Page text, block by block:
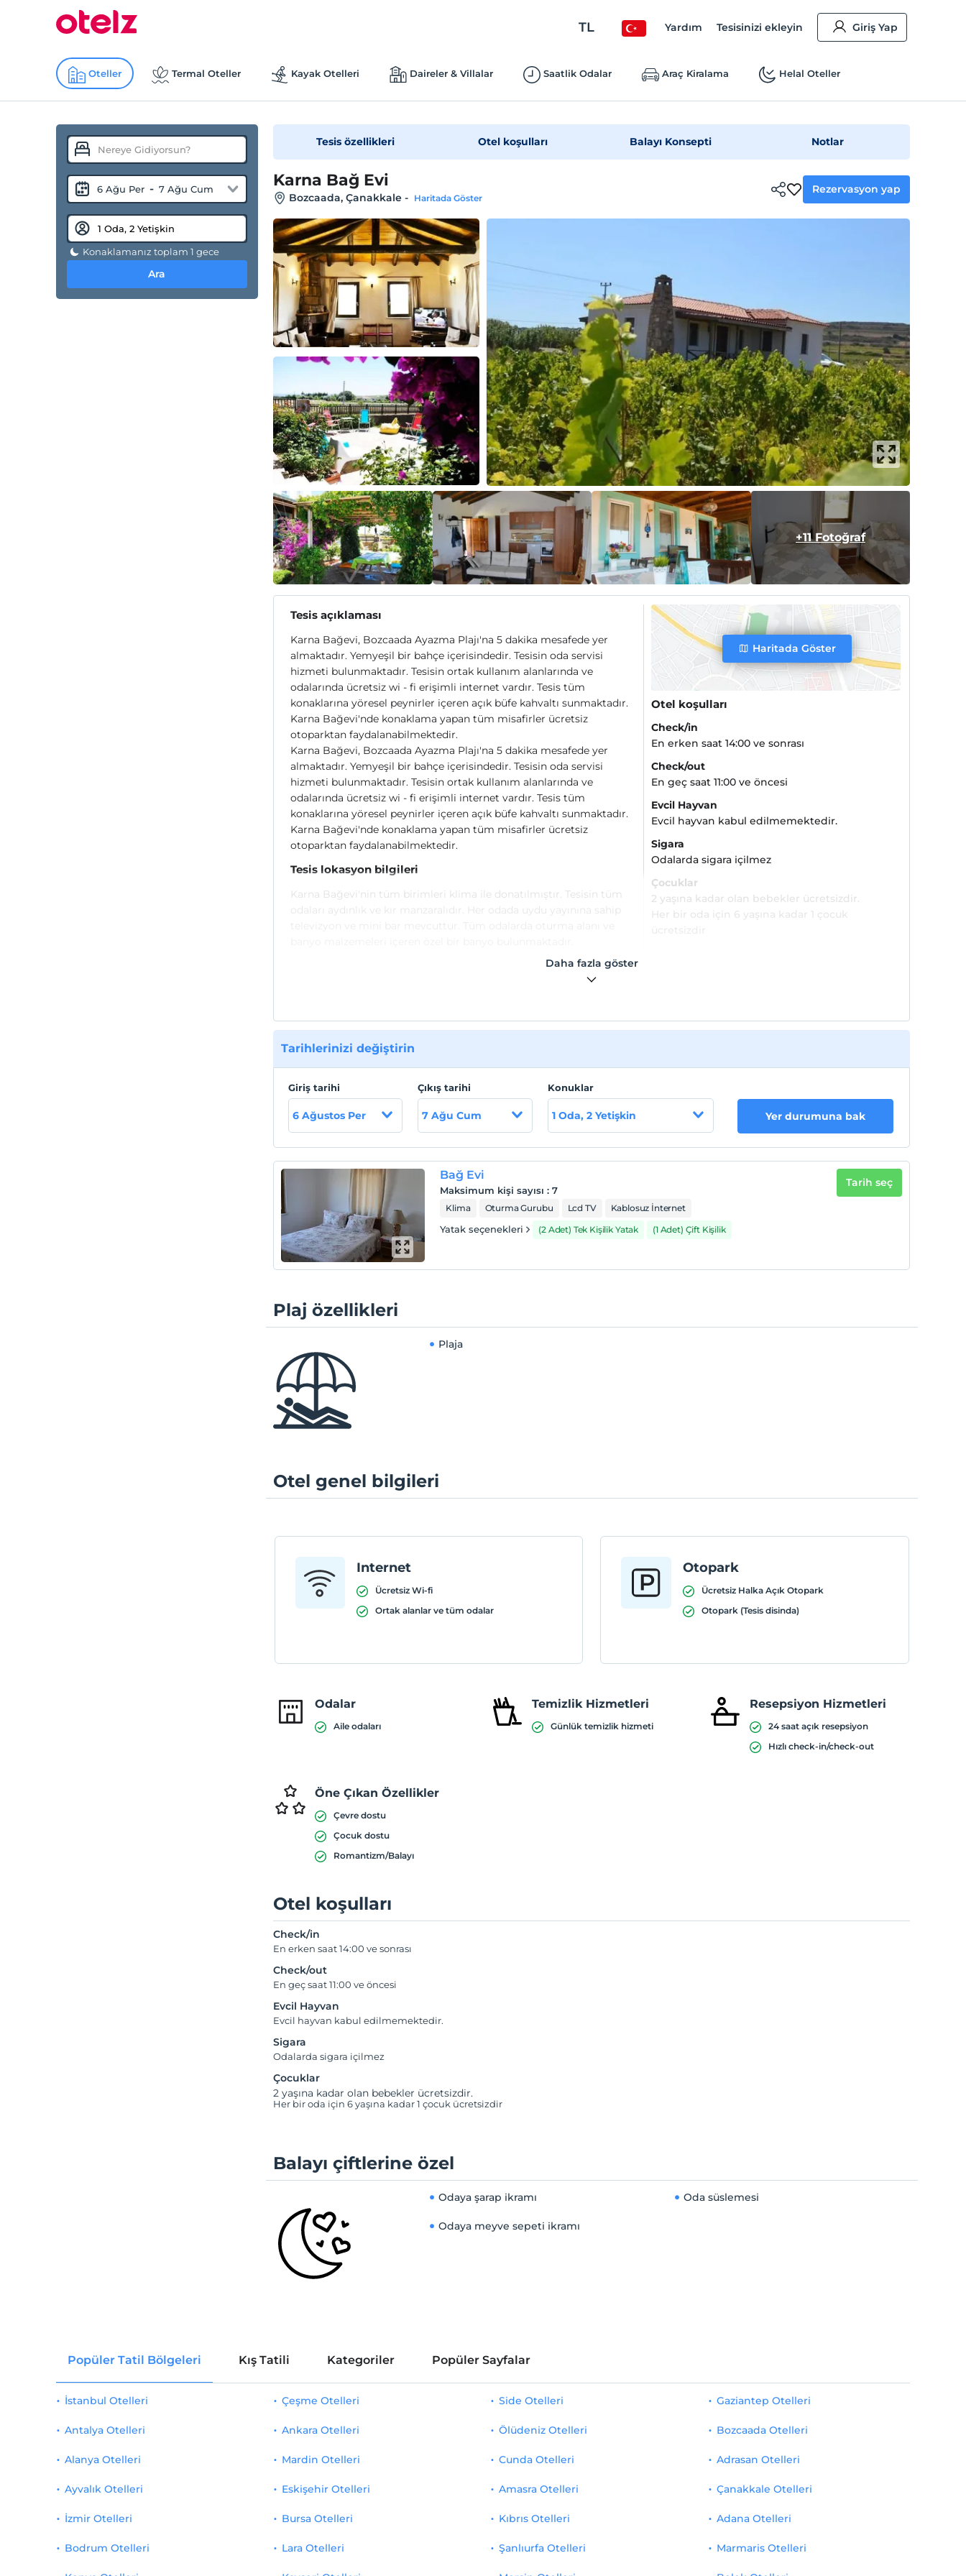
TL Yardım Tesisinizi ekleyin Giriş Yap
Oteller Termal Oteller Kayak Otelleri Daireler & Villalar Saatlik Odalar Araç Kiralama Helal Oteller
6 Ağu Per - 7 Ağu Cum
Konaklamanız toplam 1 gece
Ara
Tesis özellikleri Otel koşulları Balayı Konsepti Notlar
Karna Bağ Evi
Bozcaada, Çanakkale- Haritada Göster
Rezervasyon yap
+11 Fotoğraf
Tesis açıklaması
Karna Bağevi, Bozcaada Ayazma Plajı'na 5 dakika mesafede yer
almaktadır. Yemyeşil bir bahçe içerisindedir. Tesisin oda servisi
hizmeti bulunmaktadır. Tesisin ortak kullanım alanlarında ve
odalarında ücretsiz wi - fi erişimli internet vardır. Tesis tüm
konaklarına yöresel peynirler içeren açık büfe kahvaltı sunmaktadır.
Karna Bağevi'nde konaklama yapan tüm misafirler ücretsiz
otoparktan faydalanabilmektedir.
Karna Bağevi, Bozcaada Ayazma Plajı'na 5 dakika mesafede yer
almaktadır. Yemyeşil bir bahçe içerisindedir. Tesisin oda servisi
hizmeti bulunmaktadır. Tesisin ortak kullanım alanlarında ve
odalarında ücretsiz wi - fi erişimli internet vardır. Tesis tüm
konaklarına yöresel peynirler içeren açık büfe kahvaltı sunmaktadır.
Karna Bağevi'nde konaklama yapan tüm misafirler ücretsiz
otoparktan faydalanabilmektedir.
Tesis lokasyon bilgileri
Karna Bağevi'nin tüm birimleri klima ile donatılmıştır. Tesisin tüm
odaları aydınlık ve kır manzaralıdır. Her odada uydu yayınına sahip
Haritada Göster
Otel koşulları
Check/in
En erken saat 14:00 ve sonrası
Check/out
En geç saat 11:00 ve öncesi
Evcil Hayvan
Evcil hayvan kabul edilmemektedir.
Sigara
Odalarda sigara içilmez
Çocuklar
2 yaşına kadar olan bebekler ücretsizdir.
Her bir oda için 6 yaşına kadar 1 çocuk
Daha fazla göster
Tarihlerinizi değiştirin
Giriş tarihi
6 Ağustos Per
Çıkış tarihi
7 Ağu Cum
Konuklar
1 Oda, 2 Yetişkin Yer durumuna bak
Bağ Evi
Maksimum kişi sayısı :7
Klima Oturma Gurubu Lcd TV Kablosuz İnternet
Yatak seçenekleri (2 Adet) Tek Kişilik Yatak (1 Adet) Çift Kişilik
Tarih seç
Plaj özellikleri
Plaja
Otel genel bilgileri
Internet
Ücretsiz Wi-fi
Ortak alanlar ve tüm odalar
Otopark
Ücretsiz Halka Açık Otopark
Otopark (Tesis disinda)
Odalar
Aile odaları
Temizlik Hizmetleri
Günlük temizlik hizmeti
Resepsiyon Hizmetleri
24 saat açık resepsiyon
Hızlı check-in/check-out
Öne Çıkan Özellikler
Çevre dostu
Çocuk dostu
Romantizm/Balayı
Otel koşulları
Check/in
En erken saat 14:00 ve sonrası
Check/out
En geç saat 11:00 ve öncesi
Evcil Hayvan
Evcil hayvan kabul edilmemektedir.
Sigara
Odalarda sigara içilmez
Çocuklar
2 yaşına kadar olan bebekler ücretsizdir.
Her bir oda için 6 yaşına kadar 1 çocuk ücretsizdir
Balayı çiftlerine özel
Odaya şarap ikramı Oda süslemesi
Odaya meyve sepeti ikramı
Popüler Tatil Bölgeleri Kış Tatili Kategoriler Popüler Sayfalar
İstanbul Otelleri
Antalya Otelleri
Alanya Otelleri
Ayvalık Otelleri
İzmir Otelleri
Çeşme Otelleri
Ankara Otelleri
Mardin Otelleri
Eskişehir Otelleri
Bursa Otelleri
Side Otelleri
Ölüdeniz Otelleri
Cunda Otelleri
Amasra Otelleri
Kıbrıs Otelleri
Gaziantep Otelleri
Bozcaada Otelleri
Adrasan Otelleri
Çanakkale Otelleri
Adana Otelleri
Bodrum Otelleri Lara Otelleri Şanlıurfa Otelleri Marmaris Otelleri